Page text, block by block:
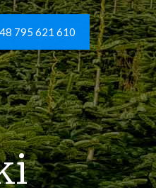
795 621 610